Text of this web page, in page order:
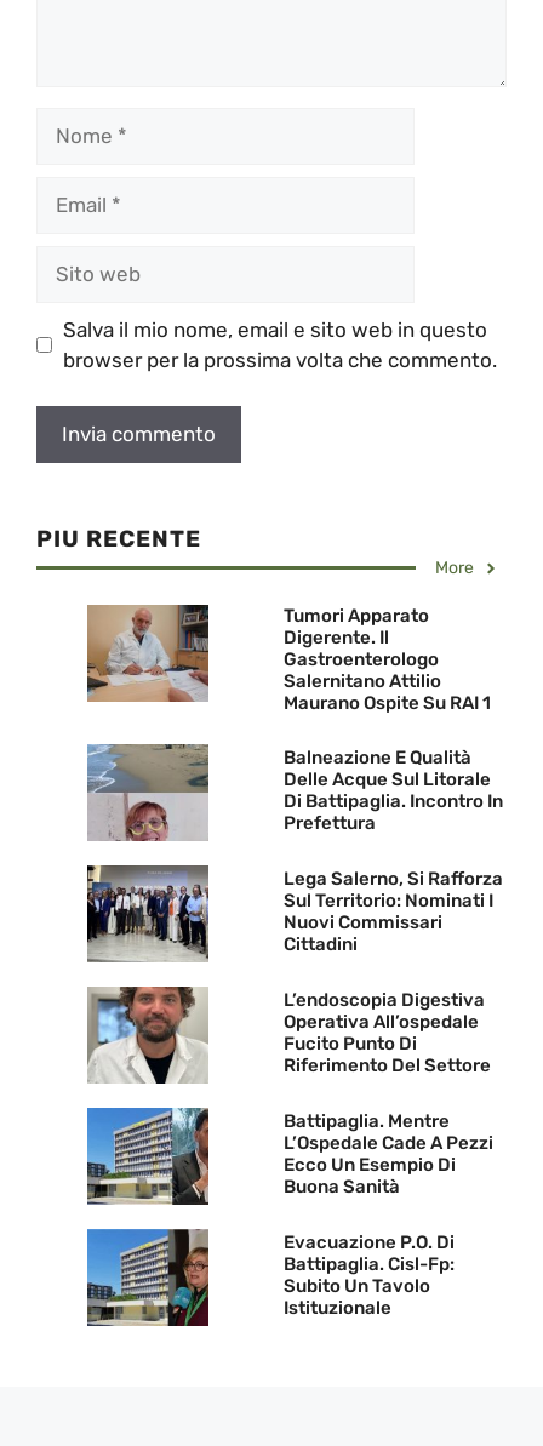
web
Salva il mio nome, email e sito web in questo
browser per la prossima volta che commento.
PIU RECENTE
More
Tumori Apparato
Digerente. Il
Gastroenterologo
Salernitano Attilio
Maurano Ospite Su RAI 1
Balneazione E Qualità
Delle Acque Sul Litorale
Di Battipaglia. Incontro In
Prefettura
Lega Salerno, Si Rafforza
Sul Territorio: Nominati I
Nuovi Commissari
Cittadini
L’endoscopia Digestiva
Operativa All’ospedale
Fucito Punto Di
Riferimento Del Settore
Battipaglia. Mentre
L’Ospedale Cade A Pezzi
Ecco Un Esempio Di
Buona Sanità
Evacuazione P.O. Di
Battipaglia. Cisl-Fp:
Subito Un Tavolo
Istituzionale